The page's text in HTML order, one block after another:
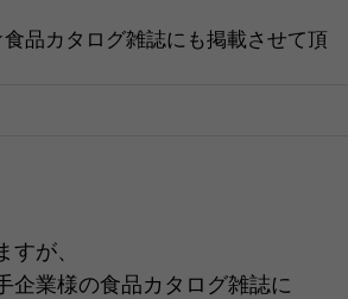
品カタログ雑誌にも掲載させて頂
が、
企業様の食品カタログ雑誌に